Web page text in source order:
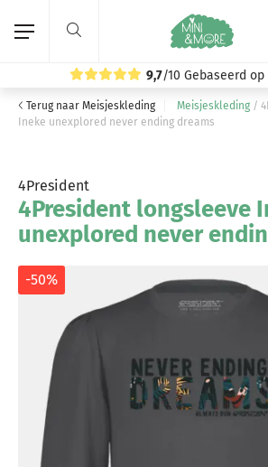
9,7/10 Gebaseerd op
Home
Jongenskleding
Merken
Volg ons:
Terug naar Meisjeskleding Meisjeskleding /
Ineke unexplored never ending dreams
4President
4President longsleeve
unexplored never
-50%